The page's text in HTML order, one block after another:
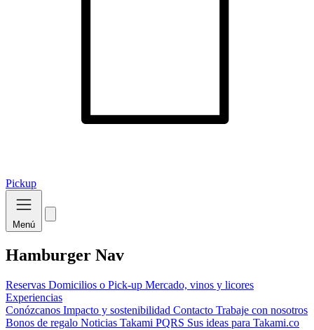
Pickup
Menú
Hamburger Nav
Reservas Domicilios o Pick-up Mercado, vinos y licores
Experiencias
Conózcanos Impacto y sostenibilidad Contacto Trabaje con nosotros
Bonos de regalo Noticias Takami PQRS Sus ideas para Takami.co